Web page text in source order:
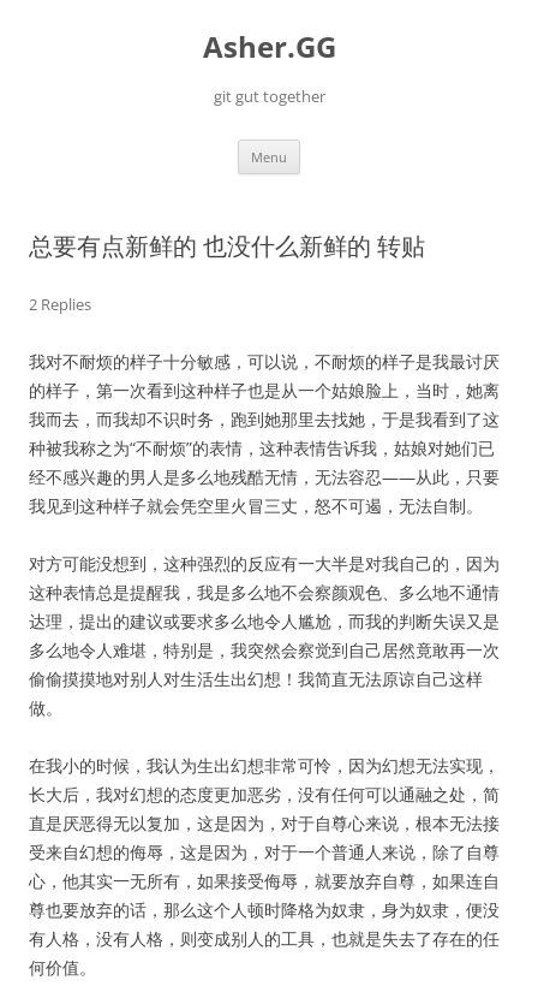
Asher.GG
git gut together
Menu
总要有点新鲜的 也没什么新鲜的 转贴
2 Replies
我对不耐烦的样子十分敏感，可以说，不耐烦的样子是我最讨厌
的样子，第一次看到这种样子也是从一个姑娘脸上，当时，她离
我而去，而我却不识时务，跑到她那里去找她，于是我看到了这
种被我称之为“不耐烦”的表情，这种表情告诉我，姑娘对她们已
经不感兴趣的男人是多么地残酷无情，无法容忍——从此，只要
我见到这种样子就会凭空里火冒三丈，怒不可遏，无法自制。
对方可能没想到，这种强烈的反应有一大半是对我自己的，因为
这种表情总是提醒我，我是多么地不会察颜观色、多么地不通情
达理，提出的建议或要求多么地令人尴尬，而我的判断失误又是
多么地令人难堪，特别是，我突然会察觉到自己居然竟敢再一次
偷偷摸摸地对别人对生活生出幻想！我简直无法原谅自己这样
做。
在我小的时候，我认为生出幻想非常可怜，因为幻想无法实现，
长大后，我对幻想的态度更加恶劣，没有任何可以通融之处，简
直是厌恶得无以复加，这是因为，对于自尊心来说，根本无法接
受来自幻想的侮辱，这是因为，对于一个普通人来说，除了自尊
心，他其实一无所有，如果接受侮辱，就要放弃自尊，如果连自
尊也要放弃的话，那么这个人顿时降格为奴隶，身为奴隶，便没
有人格，没有人格，则变成别人的工具，也就是失去了存在的任
何价值。